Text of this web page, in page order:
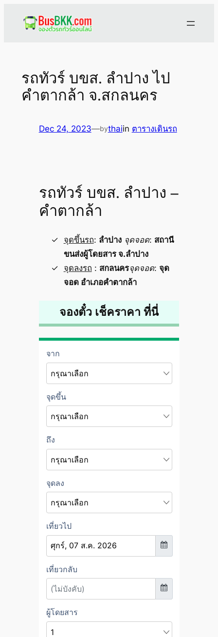
รถทัวร์ บขส. ลำปาง ไป
คำตากล้า จ.สกลนคร
Dec 24, 2023—bythaiin ตารางเดินรถ
รถทัวร์ บขส. ลำปาง –
คำตากล้า
จุดขึ้นรถ: ลำปาง จุดจอด: สถานี
ขนส่งผู้โดยสาร จ.ลำปาง
จุดลงรถ : สกลนครจุดจอด: จุด
จอด อำเภอคำตากล้า
จองตั๋ว เช็คราคา ที่นี่